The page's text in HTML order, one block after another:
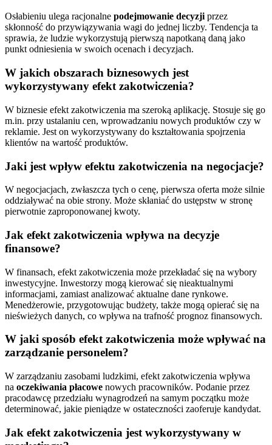
Osłabieniu ulega racjonalne podejmowanie decyzji przez
skłonność do przywiązywania wagi do jednej liczby. Tendencja ta
sprawia, że ludzie wykorzystują pierwszą napotkaną daną jako
punkt odniesienia w swoich ocenach i decyzjach.
W jakich obszarach biznesowych jest
wykorzystywany efekt zakotwiczenia?
W biznesie efekt zakotwiczenia ma szeroką aplikację. Stosuje się go
m.in. przy ustalaniu cen, wprowadzaniu nowych produktów czy w
reklamie. Jest on wykorzystywany do kształtowania spojrzenia
klientów na wartość produktów.
Jaki jest wpływ efektu zakotwiczenia na negocjacje?
W negocjacjach, zwłaszcza tych o cenę, pierwsza oferta może silnie
oddziaływać na obie strony. Może skłaniać do ustępstw w stronę
pierwotnie zaproponowanej kwoty.
Jak efekt zakotwiczenia wpływa na decyzje
finansowe?
W finansach, efekt zakotwiczenia może przekładać się na wybory
inwestycyjne. Inwestorzy mogą kierować się nieaktualnymi
informacjami, zamiast analizować aktualne dane rynkowe.
Menedżerowie, przygotowując budżety, także mogą opierać się na
nieświeżych danych, co wpływa na trafność prognoz finansowych.
W jaki sposób efekt zakotwiczenia może wpływać na
zarządzanie personelem?
W zarządzaniu zasobami ludzkimi, efekt zakotwiczenia wpływa
na oczekiwania płacowe nowych pracowników. Podanie przez
pracodawcę przedziału wynagrodzeń na samym początku może
determinować, jakie pieniądze w ostateczności zaoferuje kandydat.
Jak efekt zakotwiczenia jest wykorzystywany w